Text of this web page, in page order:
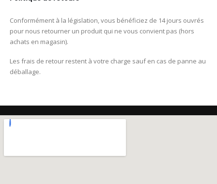
Conformément à la législation, vous bénéficiez de 14 jours ouvrés
pour nous retourner un produit qui ne vous convient pas (hors
achats en magasin).
Les frais de retour restent à votre charge sauf en cas de panne au
déballage.